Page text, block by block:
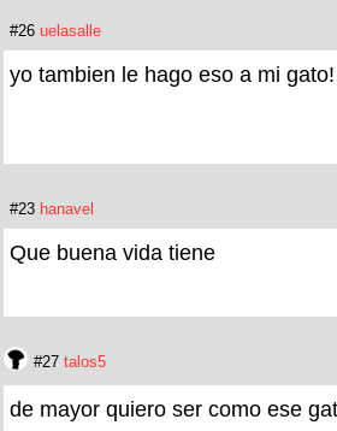
#26 uelasalle
yo tambien le hago eso a mi
#23 hanavel
Que buena vida tiene
#27 talos5
de mayor quiero ser como ese